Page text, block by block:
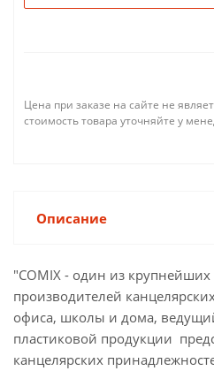
Цена при заказе на сайте не
стоимость товара уточняйте у
Описание
"COMIX - один из крупнейших
производителей
офиса, школы и дома,
пластиковой продукции
канцелярских